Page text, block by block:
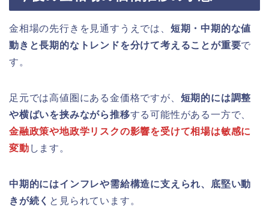
金相場の先行きを見通すうえでは、 短期・中期的な値
動きと長期的なトレンドを分けて考えることが重要で
す。
足元では高値圏にある金価格ですが、 短期的には調整
や横ばいを挟みながら推移する可能性がある一方で、
金融政策や地政学リスクの影響を受けて相場は敏感に
変動 します。
中期的にはインフレや需給構造に支えられ、底堅い動
きが続く と見られています。